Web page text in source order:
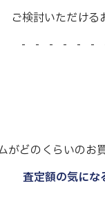
ご検討いただける
- - - - - -
がどのくらいのお
査定額の気にな